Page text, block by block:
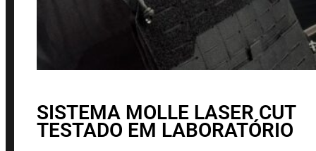
SISTEMA MOLLE LASER CUT
TESTADO EM LABORATÓRIO